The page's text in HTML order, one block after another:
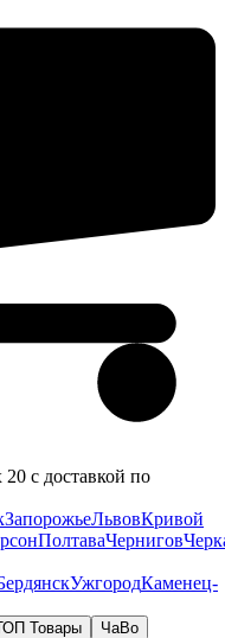
с доставкой по
ЗапорожьеЛьвовКривой
ПолтаваЧернигов
УжгородКаменец-
Товары
ЧаВо